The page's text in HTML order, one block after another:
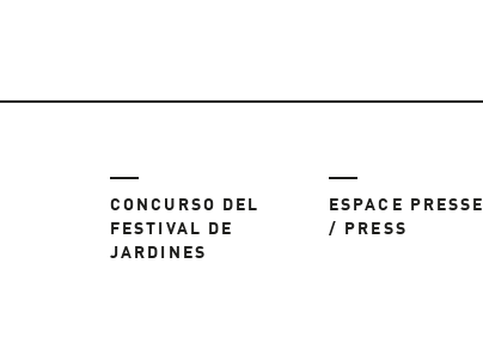
CONCURSO DEL
FESTIVAL DE
JARDINES
ESPACE PRESSE
/ PRESS